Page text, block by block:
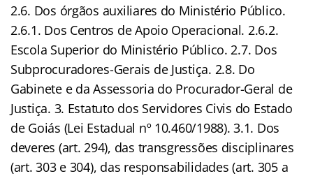
2.6. Dos órgãos auxiliares do Ministério Público.
2.6.1. Dos Centros de Apoio Operacional. 2.6.2.
Escola Superior do Ministério Público. 2.7. Dos
Subprocuradores-Gerais de Justiça. 2.8. Do
Gabinete e da Assessoria do Procurador-Geral de
Justiça. 3. Estatuto dos Servidores Civis do Estado
de Goiás (Lei Estadual nº 10.460/1988). 3.1. Dos
deveres (art. 294), das transgressões disciplinares
(art. 303 e 304), das responsabilidades (art. 305 a